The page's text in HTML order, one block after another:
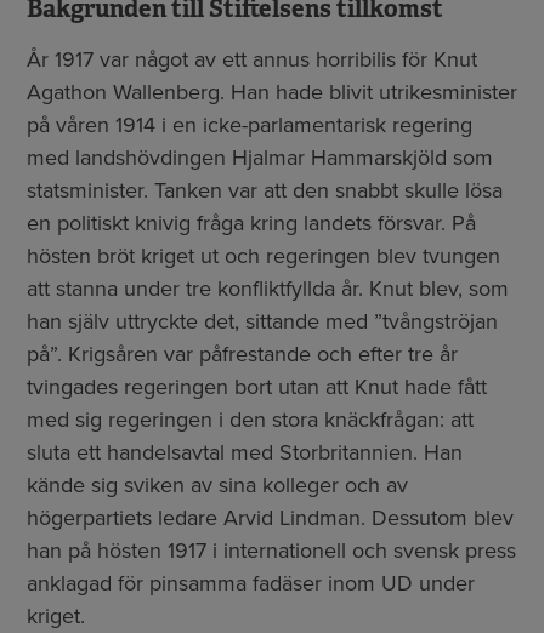
Bakgrunden till Stiftelsens tillkomst
År 1917 var något av ett annus horribilis för Knut
Agathon Wallenberg. Han hade blivit utrikesminister
på våren 1914 i en icke-parlamentarisk regering
med landshövdingen Hjalmar Hammarskjöld som
statsminister. Tanken var att den snabbt skulle lösa
en politiskt knivig fråga kring landets försvar. På
hösten bröt kriget ut och regeringen blev tvungen
att stanna under tre konfliktfyllda år. Knut blev, som
han själv uttryckte det, sittande med ”tvångströjan
på”. Krigsåren var påfrestande och efter tre år
tvingades regeringen bort utan att Knut hade fått
med sig regeringen i den stora knäckfrågan: att
sluta ett handelsavtal med Storbritannien. Han
kände sig sviken av sina kolleger och av
högerpartiets ledare Arvid Lindman. Dessutom blev
han på hösten 1917 i internationell och svensk press
anklagad för pinsamma fadäser inom UD under
kriget.